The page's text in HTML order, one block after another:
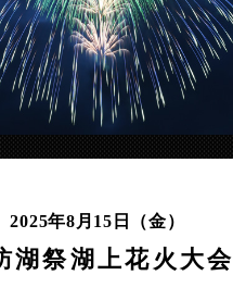
2025年8月15日（金）
湖祭湖上花火大会